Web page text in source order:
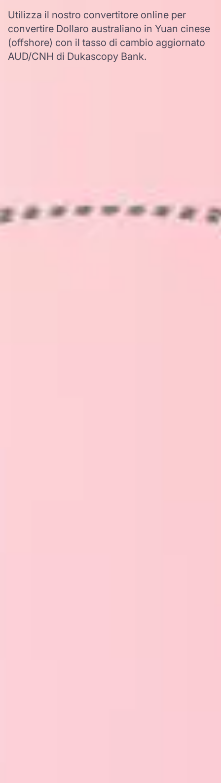
Utilizza il nostro convertitore online per
convertire Dollaro australiano in Yuan cinese
(offshore) con il tasso di cambio aggiornato
AUD/CNH di Dukascopy Bank.